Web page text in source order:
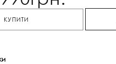
КУПИТИ